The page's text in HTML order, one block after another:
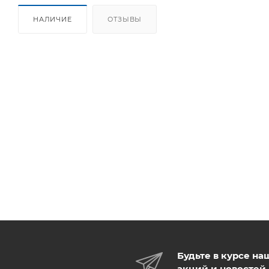
НАЛИЧИЕ ОТЗЫВЫ
Будьте в курсе